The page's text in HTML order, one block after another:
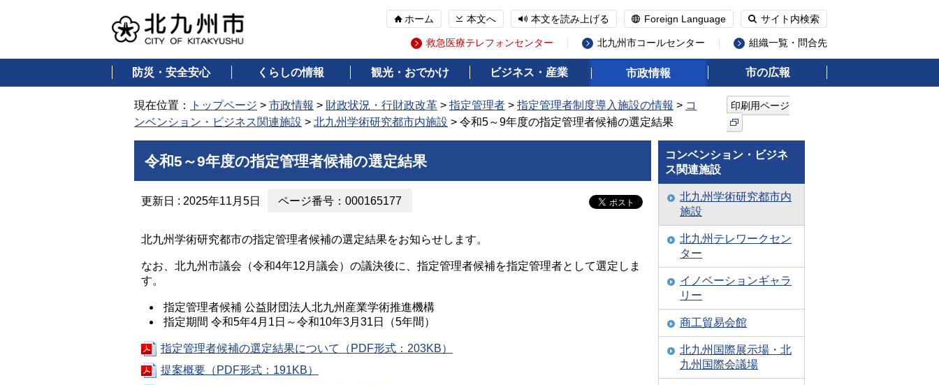
ホーム 本文へ 本文を読み上げる Foreign Language サイト内検索
救急医療テレフォンセンター 北九州市コールセンター 組織一覧・問合先
防災・安全安心 くらしの情報 観光・おでかけ ビジネス・産業 市政情報 市の広報
現在位置： トップページ > 市政情報 > 財政状況・行財政改革 > 指定管理者 > 指定管理者制度導入施設の情報 > コ
ンベンション・ビジネス関連施設 > 北九州学術研究都市内施設 > 令和5～9年度の指定管理者候補の選定結果
印刷用ページ
令和5～9年度の指定管理者候補の選定結果
更新日 : 2025年11月5日 ページ番号：000165177
北九州学術研究都市の指定管理者候補の選定結果をお知らせします。
なお、北九州市議会（令和4年12月議会）の議決後に、指定管理者候補を指定管理者として選定しま
す。
指定管理者候補 公益財団法人北九州産業学術推進機構
指定期間 令和5年4月1日～令和10年3月31日（5年間）
指定管理者候補の選定結果について（PDF形式：203KB）
提案概要（PDF形式：191KB）
コンベンション・ビジネ
ス関連施設
北九州学術研究都市内
施設
北九州テレワークセン
ター
イノベーションギャラ
リー
商工貿易会館
北九州国際展示場・北
九州国際会議場